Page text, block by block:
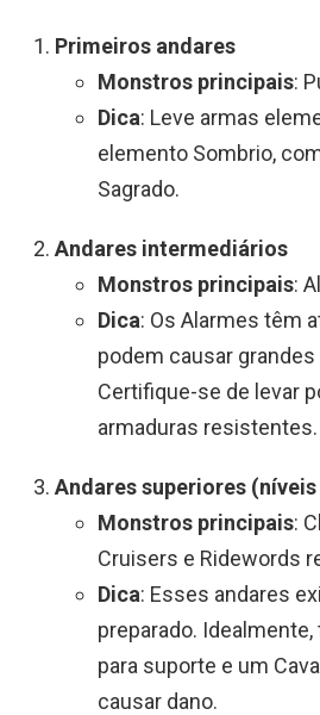
Primeiros andares
Monstros principais:
Dica: Leve armas
elemento Sombrio,
Sagrado.
Andares intermediários
Monstros principais:
Dica: Os Alarmes têm
podem causar
Certifique-se de levar
armaduras resistentes.
Andares superiores
Monstros principais:
Cruisers e Ridewords
Dica: Esses andares
preparado.
para suporte e um
causar dano.